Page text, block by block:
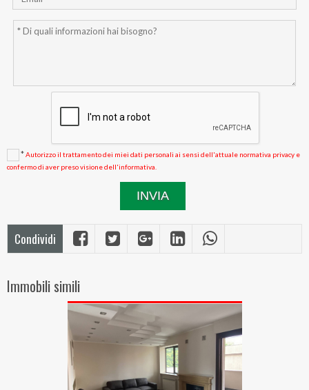
*Autorizzo il trattamento dei miei dati personali ai sensi dell'attuale normativa privacy e
confermo di aver preso visione dell'informativa.
Condividi
Immobili simili